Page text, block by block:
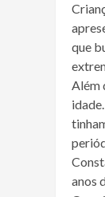
que
Além
anos